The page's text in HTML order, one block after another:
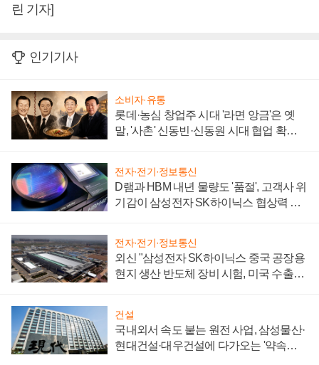
린 기자]
인기기사
소비자·유통
롯데·농심 창업주 시대 '라면 앙금'은 옛
말, '사촌' 신동빈·신동원 시대 협업 확대
전자·전기·정보통신
D램과 HBM 내년 물량도 '품절', 고객사 위
기감이 삼성전자 SK하이닉스 협상력 더
전자·전기·정보통신
외신 "삼성전자 SK하이닉스 중국 공장용
현지 생산 반도체 장비 시험, 미국 수출통
건설
국내외서 속도 붙는 원전 사업, 삼성물산·
현대건설·대우건설에 다가오는 '약속의